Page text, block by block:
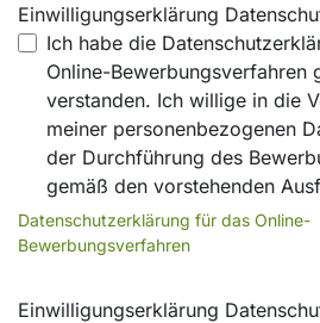
Einwilligungserklärung
Ich habe die
Online-Bewerbungsverfahren
verstanden. Ich willige in die
meiner personenbezogenen
der Durchführung des
gemäß den vorstehenden
Datenschutzerklärung für das Online-
Bewerbungsverfahren
Einwilligungserklärung